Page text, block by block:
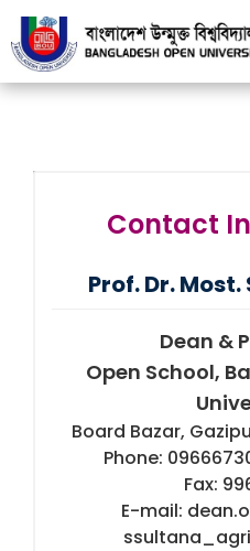
বাউবি উপাচার্যের পরিচয়ে
Contact
Prof. Dr.
Dean &
Open School,
Board Bazar,
Phone:
Fax:
E-mail: